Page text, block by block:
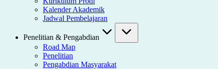
Kalender Akademik
Jadwal Pembelajaran
Penelitian & Pengabdian
Road Map
Penelitian
Pengabdian Masyarakat